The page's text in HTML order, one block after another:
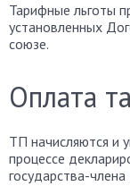
Тарифные льготы
установленных
союзе.
Оплата
ТП начисляются и
процессе
государства-